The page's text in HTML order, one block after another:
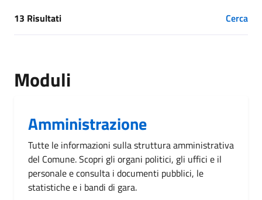
[results] Risultati
13 Risultati Cerca
Moduli
Amministrazione
Tutte le informazioni sulla struttura amministrativa
del Comune. Scopri gli organi politici, gli uffici e il
personale e consulta i documenti pubblici, le
statistiche e i bandi di gara.